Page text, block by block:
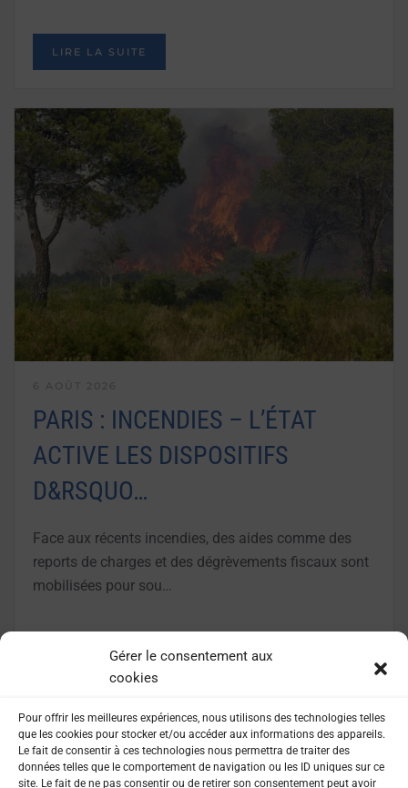
Gérer le consentement aux
cookies
Pour offrir les meilleures expériences, nous utilisons des technologies telles
que les cookies pour stocker et/ou accéder aux informations des appareils.
Le fait de consentir à ces technologies nous permettra de traiter des
données telles que le comportement de navigation ou les ID uniques sur ce
site. Le fait de ne pas consentir ou de retirer son consentement peut avoir
LIRE LA SUITE
PARIS : INCENDIES – L’ÉTAT
ACTIVE LES DISPOSITIFS
D&RSQUO…
Face aux récents incendies, des aides comme des
reports de charges et des dégrèvements fiscaux sont
mobilisées pour sou…
LIRE LA SUITE